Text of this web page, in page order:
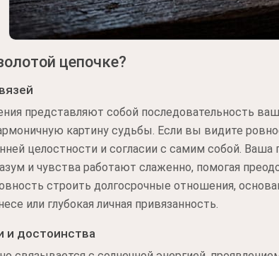
цепочке?
представляют собой последовательность
картину судьбы. Если вы видите
целостности и согласии с самим собой.
и чувства работают слаженно, помогая
строить долгосрочные отношения,
или глубокая личная привязанность.
и достоинства